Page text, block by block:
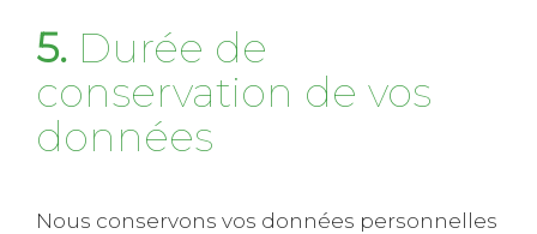
5. Durée de
conservation de vos
données
Nous conservons vos données personnelles